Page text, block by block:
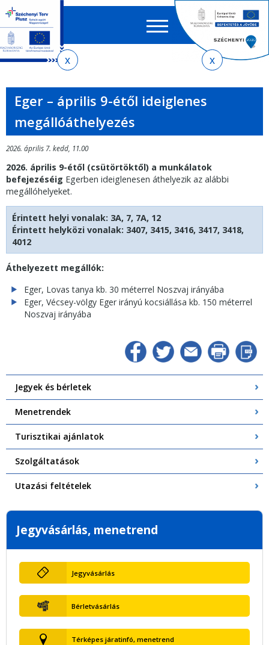
menetrendkeresőhöz
almenühöz
tartalomra
oldaltérképre
EN HU
űrlap
Eger – április 9-étől ideiglenes
megállóáthelyezés
2026. április 7. kedd, 11.00
2026. április 9-étől (csütörtöktől) a munkálatok
befejezéséig Egerben ideiglenesen áthelyezik az alábbi
megállóhelyeket.
Érintett helyi vonalak: 3A, 7, 7A, 12
Érintett helyközi vonalak: 3407, 3415, 3416, 3417, 3418,
4012
Áthelyezett megállók:
Eger, Lovas tanya kb. 30 méterrel Noszvaj irányába
Eger, Vécsey-völgy Eger irányú kocsiállása kb. 150 méterrel
Noszvaj irányába
Jegyek és bérletek
Menetrendek
Turisztikai ajánlatok
Szolgáltatások
Utazási feltételek
Jegyvásárlás, menetrend
Jegyvásárlás
Bérletvásárlás
Térképes járatinfó, menetrend